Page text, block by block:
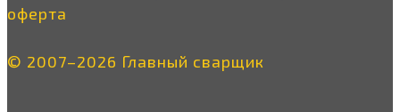
оферта
© 2007–2026 Главный сварщик